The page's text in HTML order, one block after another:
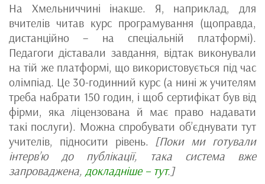
На Хмельниччині інакше. Я, наприклад, для
вчителів читав курс програмування (щоправда,
дистанційно – на спеціальній платформі).
Педагоги діставали завдання, відтак виконували
на тій же платформі, що використовується під час
олімпіад. Це 30-годинний курс (а нині ж учителям
треба набрати 150 годин, і щоб сертифікат був від
фірми, яка ліцензована й має право надавати
такі послуги). Можна спробувати об’єднувати тут
учителів, підносити рівень. [Поки ми готували
інтерв’ю до публікації, така система вже
запроваджена, докладніше – тут.]